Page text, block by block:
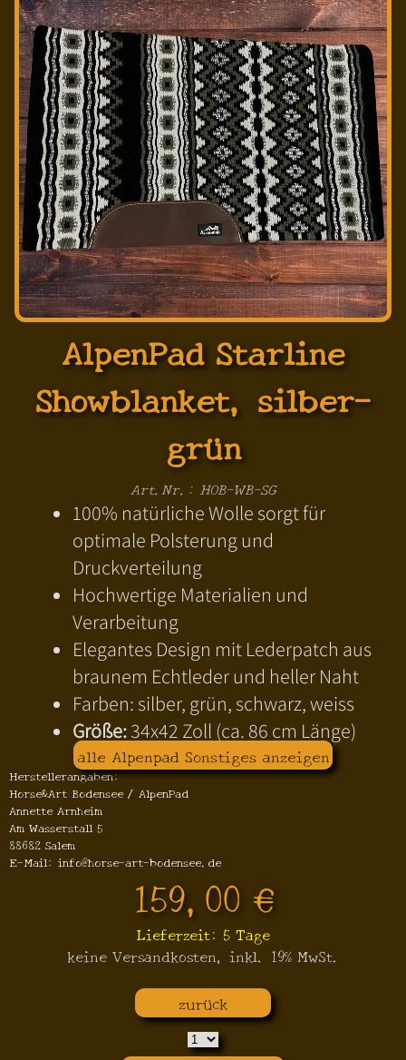
AlpenPad Starline
Showblanket, silber-
grün
Art.Nr.: HOB-WB-SG
100% natürliche Wolle sorgt für
optimale Polsterung und
Druckverteilung
Hochwertige Materialien und
Verarbeitung
Elegantes Design mit Lederpatch aus
braunem Echtleder und heller Naht
Farben: silber, grün, schwarz, weiss
Größe:34x42 Zoll (ca. 86 cm Länge)
alle Alpenpad Sonstiges anzeigen
Herstellerangaben:
Horse&Art Bodensee / AlpenPad
Annette Arnheim
Am Wasserstall 5
88682 Salem
E-Mail: info@horse-art-bodensee.de
159,00 €
Lieferzeit: 5 Tage
keine Versandkosten, inkl. 19% MwSt.
zurück